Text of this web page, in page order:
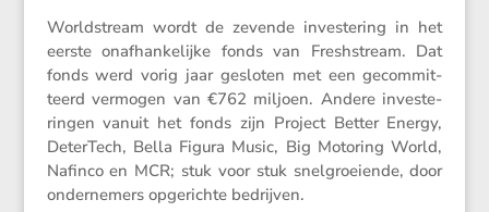
World­stream wordt de zevende inves­te­ring in het
eerste onafhan­ke­lijke fonds van Fresh­stream. Dat
fonds werd vorig jaar gesloten met een gecom­mit­
teerd vermogen van €762 miljoen. Andere inves­te­
ringen vanuit het fonds zijn Project Better Energy,
Deter­Tech, Bella Figura Music, Big Motoring World,
Nafinco en MCR; stuk voor stuk snelgroei­ende, door
onder­ne­mers opgerichte bedrijven.